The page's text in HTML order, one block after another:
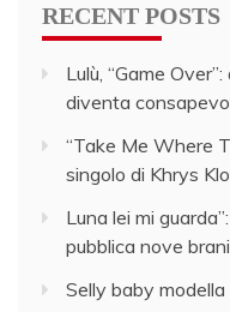
RECENT POSTS
Lulù, “Game
diventa
“Take Me Where
singolo di Khrys
Luna lei mi
pubblica nove
Selly baby modella